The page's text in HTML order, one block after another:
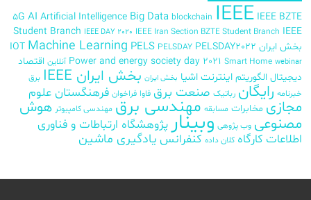
5G AI Artificial Intelligence Big Data blockchain IEEE IEEE BZTE
Student Branch IEEE DAY 2020 IEEE Iran Section BZTE Student Branch IEEE
بخش ایران
IOT Machine Learning PELS PELSDAY PELSDAY2022
Power and energy society day 2021 Smart Home webinar آنلاین اقتصاد
دیجیتال الگوریتم اینترنت اشیا بخش ایران بخش ایران IEEE
برق
خبرنامه رایگان رباتیک صنعت برق فاوا فراخوان فرهنگستان علوم
مجازی مخابرات مسابقه مهندسی برق مهندسی کامپیوتر هوش
مصنوعی وب پژوهی وبینارپژوهشگاه ارتباطات و فناوری
اطلاعات کارگاه کلان داده کنفرانس یادگیری ماشین